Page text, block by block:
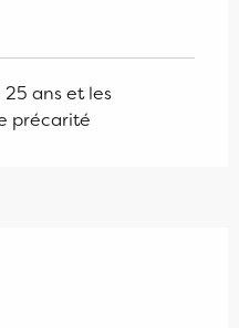
ans et les
précarité